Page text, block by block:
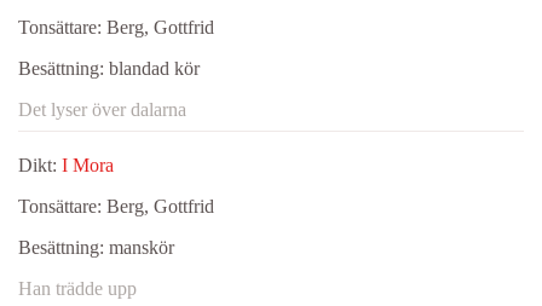
Tonsättare: Berg, Gottfrid
Besättning: blandad kör
Det lyser över dalarna
Dikt: I Mora
Tonsättare: Berg, Gottfrid
Besättning: manskör
Han trädde upp